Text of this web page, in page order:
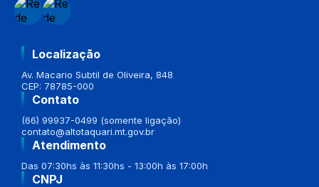
Localização
Av. Macario Subtil de Oliveira, 848
CEP: 78785-000
Contato
(66) 99937-0499 (somente ligação)
contato@altotaquari.mt.gov.br
Atendimento
Das 07:30hs às 11:30hs - 13:00h às 17:00h
CNPJ